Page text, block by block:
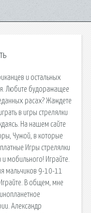
и остальных
Любите будоражащее
расах? Жаждете
в игры стрелялки
На нашем сайте
Чужой, в которые
Игры стрелялки
мобильного! Играйте.
мальчиков 9-10-11
В общем, мне
Александр